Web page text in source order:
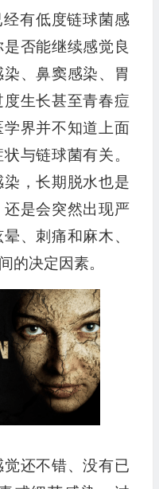
有低度链球菌感
否能继续感觉良
、鼻窦感染、胃
生长甚至青春痘
界并不知道上面
与链球菌有关。
，长期脱水也是
是会突然出现严
、刺痛和麻木、
的决定因素。
还不错、没有已